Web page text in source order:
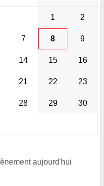
1 2
7 8 9
14 15 16
21 22 23
28 29 30
aujourd'hui